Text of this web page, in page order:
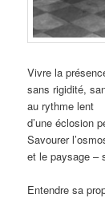
Vivre la
sans rigidité,
au rythme lent
d’une éclosion
Savourer
et le paysage –
Entendre sa